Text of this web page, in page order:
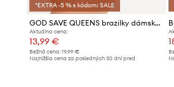
*EXTRA -5 % s kódom: SALE
GOD SAVE QUEENS brazilky dámske BRAZILIAN
Aktuálna cena:
13,99 €
Bežná cena: 19,99 €
Najnižšia cena za posledných 30 dní pred